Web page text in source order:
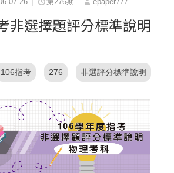
非選擇題評分標準說明
106指考 276 非選評分標準說明